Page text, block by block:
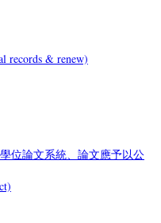
records & renew)
位論文系統、論文應予以公